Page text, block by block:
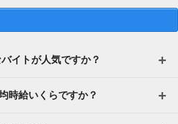
イトが人気ですか？
時給いくらですか？